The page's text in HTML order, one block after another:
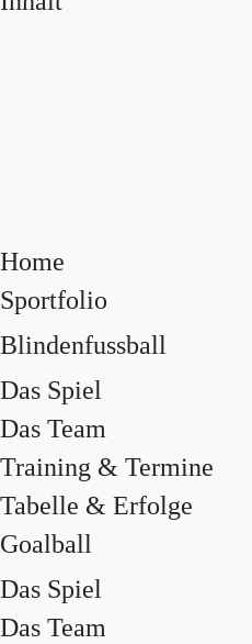
Home
Sportfolio
Blindenfussball
Das Spiel
Das Team
Training & Termine
Tabelle & Erfolge
Goalball
Das Spiel
Das Team